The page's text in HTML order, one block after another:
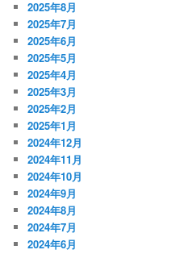
2025年8月
2025年7月
2025年6月
2025年5月
2025年4月
2025年3月
2025年2月
2025年1月
2024年12月
2024年11月
2024年10月
2024年9月
2024年8月
2024年7月
2024年6月